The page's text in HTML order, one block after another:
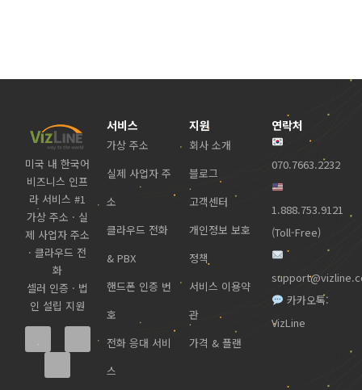
미국 내 한국어
비즈니스 인프
라 서비스 #1
가상 주소 · 실
제 사업자 주소
· 클라우드 전
화
셀러 인증 · 법
인 설립 지원
서비스
가상 주소
실제 사업자 주
소
클라우드 전화
& PBX
핸드폰 인증 번
호
전화 응대 서비
스
지원
회사 소개
블로그
고객센터
개인정보 보호
정책
서비스 이용약
관
가격 & 플랜
연락처
070.7663.2232
1.888.753.9121
(Toll-Free)
카카오톡:
VizLine